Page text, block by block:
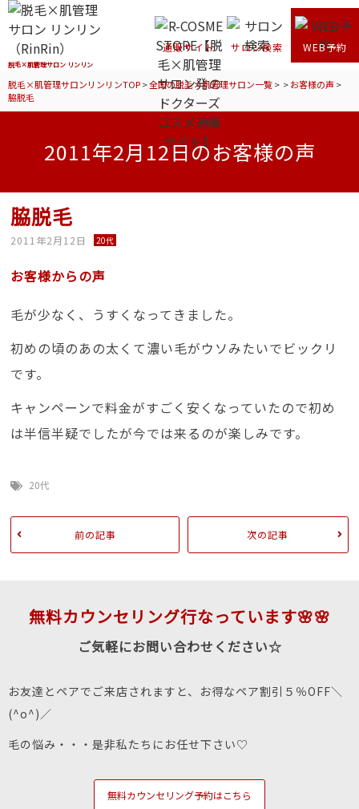
脱毛×肌管理サロン リンリン
通販サイト サロン検索 WEB予約
脱毛×肌管理サロンリンリンTOP>全国の脱毛×肌管理サロン一覧> >お客様の声 >
脇脱毛
2011年2月12日のお客様の声
脇脱毛
2011年2月12日 20代
お客様からの声
毛が少なく、うすくなってきました。
初めの頃のあの太くて濃い毛がウソみたいでビックリ
です。
キャンペーンで料金がすごく安くなっていたので初め
は半信半疑でしたが今では来るのが楽しみです。
20代
前の記事 次の記事
無料カウンセリング行なっています🌸🌸
ご気軽にお問い合わせください☆
お友達とペアでご来店されますと、お得なペア割引５％OFF＼
(^o^)／
毛の悩み・・・是非私たちにお任せ下さい♡
無料カウンセリング予約はこちら